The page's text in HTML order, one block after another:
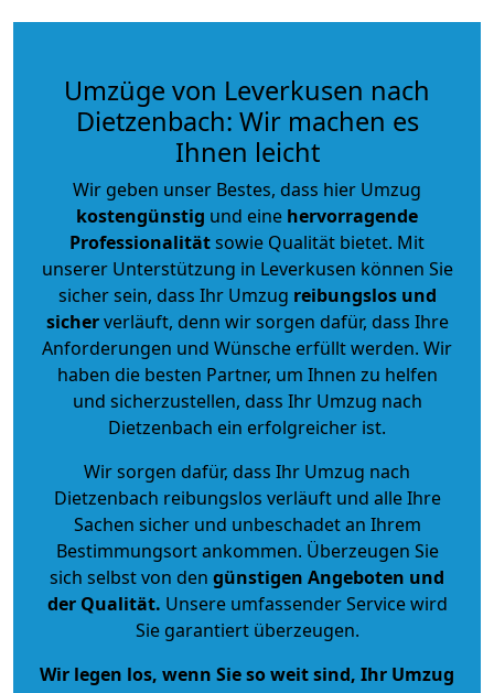
Umzüge von Leverkusen nach
Dietzenbach: Wir machen es
Ihnen leicht
Wir geben unser Bestes, dass hier Umzug
kostengünstig und eine hervorragende
Professionalitätsowie Qualität bietet. Mit
unserer Unterstützung in Leverkusen können Sie
sicher sein, dass Ihr Umzug reibungslos und
sicherverläuft, denn wir sorgen dafür, dass Ihre
Anforderungen und Wünsche erfüllt werden. Wir
haben die besten Partner, um Ihnen zu helfen
und sicherzustellen, dass Ihr Umzug nach
Dietzenbach ein erfolgreicher ist.
Wir sorgen dafür, dass Ihr Umzug nach
Dietzenbach reibungslos verläuft und alle Ihre
Sachen sicher und unbeschadet an Ihrem
Bestimmungsort ankommen. Überzeugen Sie
sich selbst von den günstigen Angeboten und
der Qualität. Unsere umfassender Service wird
Sie garantiert überzeugen.
Wir legen los, wenn Sie so weit sind, Ihr Umzug